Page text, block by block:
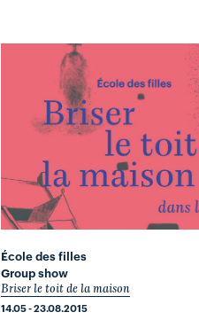
École des filles
Group show
Briser le toit de la maison
14.05 - 23.08.2015